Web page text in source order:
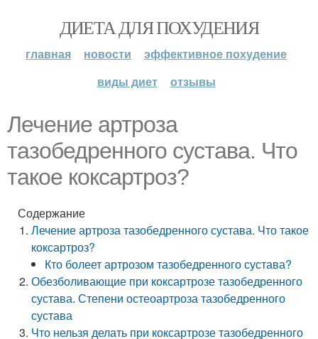
ДИЕТА ДЛЯ ПОХУДЕНИЯ
главная новости
эффективное похудение
виды диет
отзывы
Лечение артроза
тазобедренного сустава. Что
такое коксартроз?
Содержание
Лечение артроза тазобедренного сустава. Что такое
коксартроз?
Кто болеет артрозом тазобедренного сустава?
Обезболивающие при коксартрозе тазобедренного
сустава. Степени остеоартроза тазобедренного
сустава
Что нельзя делать при коксартрозе тазобедренного